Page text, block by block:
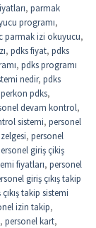
, parmak
programı,
parmak izi okuyucu,
, pdks fiyat, pdks
, pdks programı
nedir, pdks
perkon pdks,
devam kontrol,
sistemi, personel
, personel
giriş çikiş
fiyatları, personel
giriş çıkış takip
takip sistemi
izin takip,
, personel kart,